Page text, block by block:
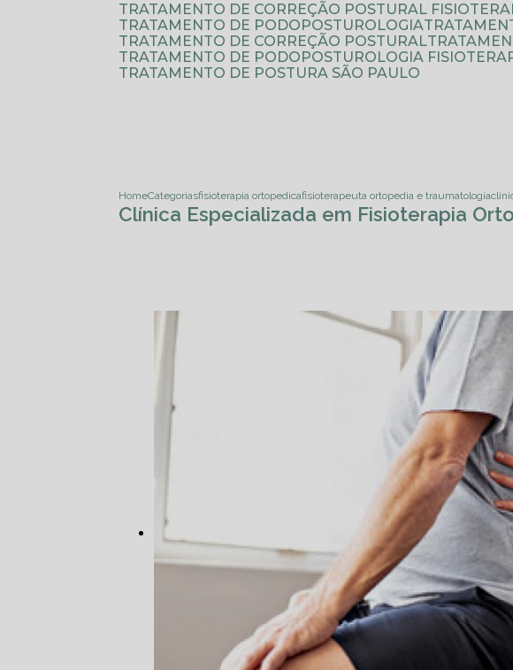
TRATAMENTO DE CORREÇÃO POSTURAL
TRATAMENTO DE PODOPOSTUROLOGIA
TRATAMENTO DE CORREÇÃO POSTURAL
TRATAMENTO DE PODOPOSTUROLOGIA
TRATAMENTO DE POSTURA SÃO PAULO
HomeCategoriasfisioterapia ortopedicafisioterapeuta ortopedia e traumatologia
Clínica Especializada em Fisioterapia